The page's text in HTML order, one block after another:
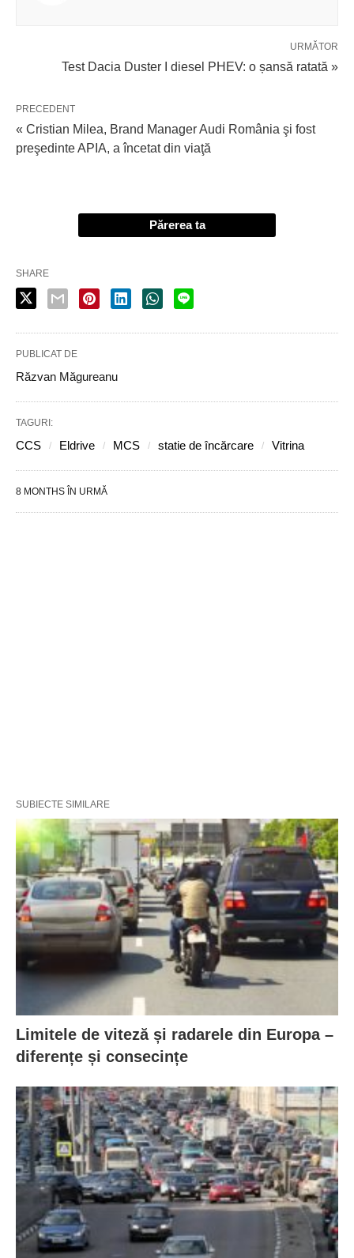
URMĂTOR
Test Dacia Duster I diesel PHEV: o șansă ratată »
PRECEDENT
« Cristian Milea, Brand Manager Audi România şi fost
preşedinte APIA, a încetat din viaţă
Părerea ta
SHARE
PUBLICAT DE
Răzvan Măgureanu
TAGURI:
CCS Eldrive MCS statie de încărcare Vitrina
8 MONTHS ÎN URMĂ
SUBIECTE SIMILARE
Limitele de viteză și radarele din Europa –
diferențe și consecințe